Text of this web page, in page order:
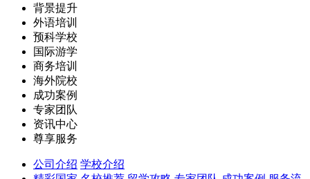
背景提升
外语培训
预科学校
国际游学
商务培训
海外院校
成功案例
专家团队
资讯中心
尊享服务
公司介绍 学校介绍